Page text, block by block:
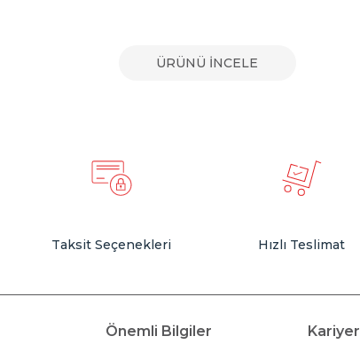
ÜRÜNÜ İNCELE
Taksit Seçenekleri Hızlı Teslimat
Önemli Bilgiler Kariyer